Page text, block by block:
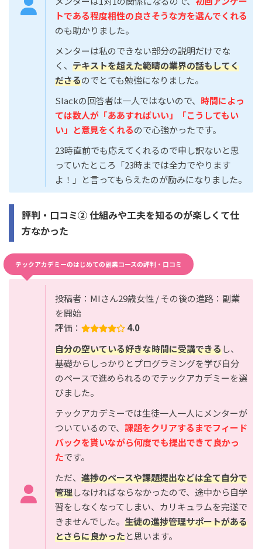
トである程度相性の良さそうな方を選んでくれる
のも助かりました。
メンターは私のできない部分の説明だけでな
く、 テキストを超えた範疇の業界の話もしてく
ださるのでとても勉強になりました。
Slackの回答者は一人ではないので、 時間によっ
ては数人が「ああすればいい」「こうしてもい
い」と意見をくれるので心強かったです。
23時直前でも応えてくれるので申し訳ないと思
っていたところ「23時までは全力でやります
よ！」と言ってもらえたのが励みになりました。
評判・口コミ② 仕組みや工夫を知るのが楽しくて仕
方なかった
テックアカデミーのはじめての副業コースの評判・口コミ
投稿者：MIさん29歳女性 / その後の進路：副業
を開始
評価：
4.0
自分の空いている好きな時間に受講できるし、
基礎からしっかりとプログラミングを学び自分
のペースで進められるのでテックアカデミーを選
びました。
テックアカデミーでは生徒一人一人にメンターが
ついているので、 課題をクリアするまでフィード
バックを貰いながら何度でも提出できて良かっ
たです。
ただ、 進捗のペースや課題提出などは全て自分で
管理しなければならなかったので、途中から自学
習をしなくなってしまい、カリキュラムを完遂で
きませんでした。 生徒の進捗管理サポートがある
とさらに良かったと思います。